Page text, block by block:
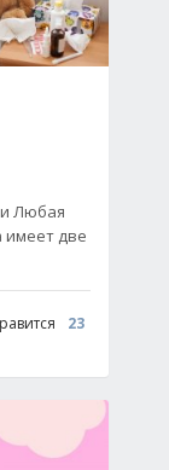
Любая
имеет две
23